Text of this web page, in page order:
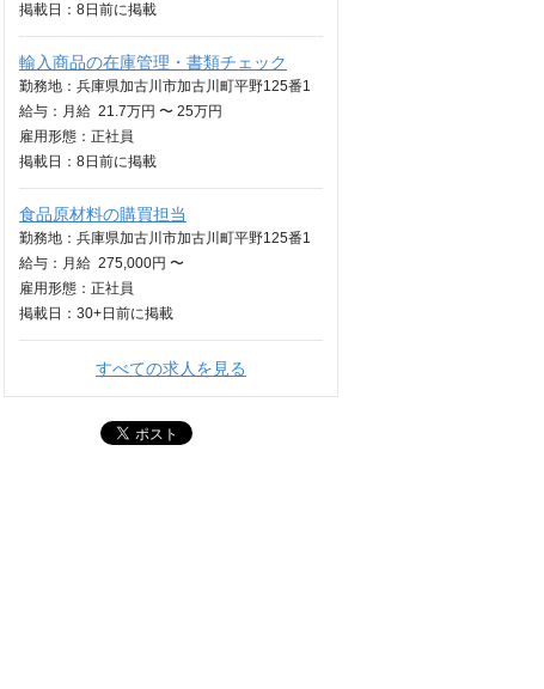
掲載日： 8日 前に掲載
輸入商品の在庫管理・書類チェック
勤務地：兵庫県加古川市加古川町平野125番1
給与： 月給 21.7万円 〜 25万円
雇用形態：正社員
掲載日： 8日 前に掲載
食品原材料の購買担当
勤務地：兵庫県加古川市加古川町平野125番1
給与： 月給 275,000円 〜
雇用形態：正社員
掲載日： 30+日 前に掲載
すべての求人を見る